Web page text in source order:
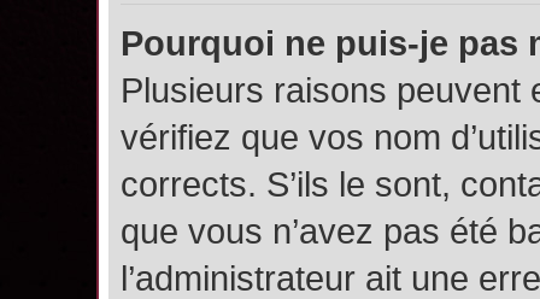
Pourquoi ne puis-je pas
Plusieurs raisons peuvent
vérifiez que vos nom
corrects. S’ils le sont,
que vous n’avez pas été
l’administrateur ait une